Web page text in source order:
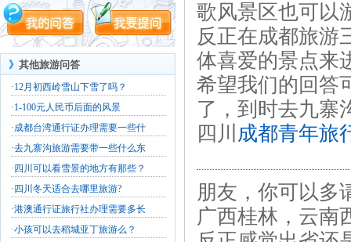
》 其他旅游问答
·12月初西岭雪山下雪了吗？
·1-100元人民币后面的风景
·成都台湾通行证办理需要一些什
·去九寨沟旅游需要带一些什么东
· 四川可以看雪景的地方有那些？
· 四川冬天适合去哪里旅游?
·港澳通行证旅行社办理需要多长
·小孩可以去稻城亚丁旅游么？
歌风景区也可以
反正在成都旅游
体喜爱的景点来
希望我们的回答
了，到时去九寨
四川 成都青年旅
朋友，你可以多
广西桂林，云南